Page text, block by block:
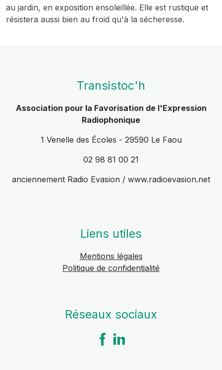
au jardin, en exposition ensoleillée. Elle est rustique et
résistera aussi bien au froid qu'à la sécheresse.
Transistoc'h
Association pour la Favorisation de l'Expression
Radiophonique
1 Venelle des Écoles - 29590 Le Faou
02 98 81 00 21
anciennement Radio Evasion / www.radioevasion.net
Liens utiles
Mentions légales
Politique de confidentialité
Réseaux sociaux